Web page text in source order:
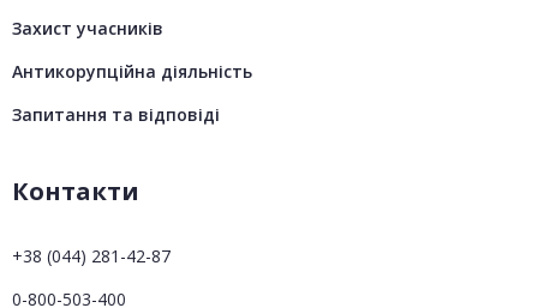
Захист учасників
Антикорупційна діяльність
Запитання та відповіді
Контакти
+38 (044) 281-42-87
0-800-503-400